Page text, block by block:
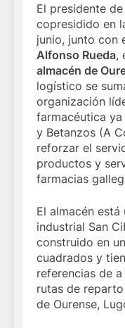
El presidente de
copresidido en
junio, junto con
Alfonso Rueda,
almacén de
logístico se
organización
farmacéutica
y Betanzos (A
reforzar el
productos y
farmacias
El almacén
industrial San
construido en
cuadrados y
referencias de
rutas de
de Ourense,